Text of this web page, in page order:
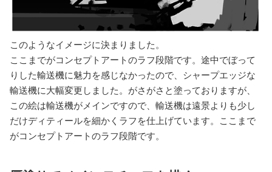
このようなイメージに決まりました。
ここまでがコンセプトアートのラフ段階です。途中でぼって
りした輸送機に魅力を感じなかったので、シャープエッジな
輸送機に大幅変更しました。がさがさと塗っておりますが、
この絵は輸送機がメインですので、輸送機は遠景よりも少し
だけディティールを細かくラフを仕上げています。ここまで
がコンセプトアートのラフ段階です。